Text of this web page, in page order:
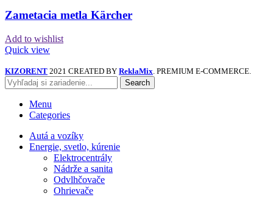
Zametacia metla Kärcher
Add to wishlist
Quick view
KIZORENT 2021 CREATED BY ReklaMix . PREMIUM E-COMMERCE.
Search
Menu
Categories
Autá a vozíky
Energie, svetlo, kúrenie
Elektrocentrály
Nádrže a sanita
Odvlhčovače
Ohrievače